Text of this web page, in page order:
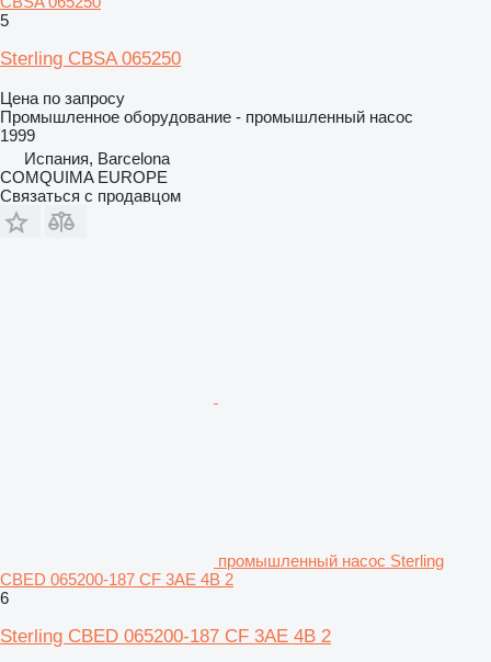
5
Sterling CBSA 065250
Цена по запросу
Промышленное оборудование - промышленный насос
1999
Испания, Barcelona
COMQUIMA EUROPE
Связаться с продавцом
промышленный насос Sterling
CBED 065200-187 CF 3AE 4B 2
6
Sterling CBED 065200-187 CF 3AE 4B 2